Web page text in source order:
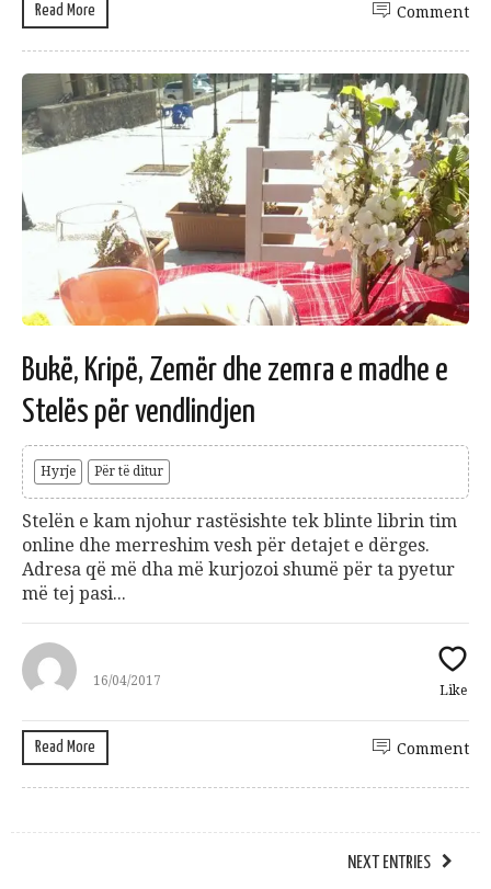
Read More Comment
Bukë, Kripë, Zemër dhe zemra e madhe e
Stelës për vendlindjen
Hyrje Për të ditur
Stelën e kam njohur rastësishte tek blinte librin tim
online dhe merreshim vesh për detajet e dërges.
Adresa që më dha më kurjozoi shumë për ta pyetur
më tej pasi...
16/04/2017
Like
Read More Comment
NEXT ENTRIES